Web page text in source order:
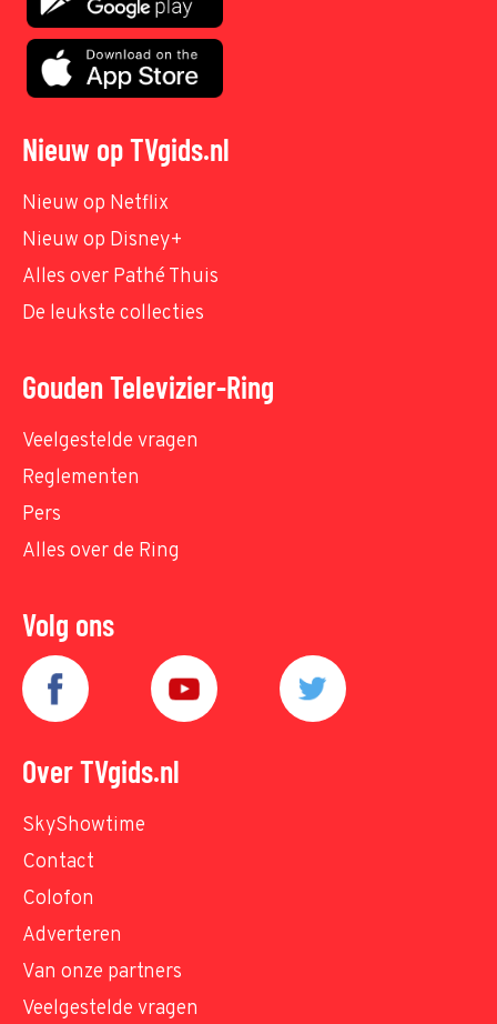
Nieuw op TVgids.nl
Nieuw op Netflix
Nieuw op Disney+
Alles over Pathé Thuis
De leukste collecties
Gouden Televizier-Ring
Veelgestelde vragen
Reglementen
Pers
Alles over de Ring
Volg ons
Over TVgids.nl
SkyShowtime
Contact
Colofon
Adverteren
Van onze partners
Veelgestelde vragen